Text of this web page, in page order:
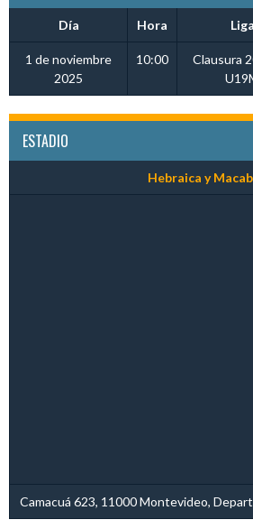
Día Hora Liga
1 de noviembre
2025
10:00
Clausura
ESTADIO
Hebraica y
Camacuá 623, 11000 Montevideo,